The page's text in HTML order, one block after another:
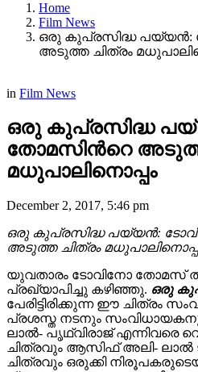
Home
Film News
ഒരു കുപ്രസിദ്ധ പയ്യൻ:
അടുത്ത ചിത്രം
in Film News
ഒരു കുപ്രസിദ്ധ
തോമസിന്‍റെ
മധുപാലിനൊപ്പം
December 2, 2017, 5:46 pm
ഒരു കുപ്രസിദ്ധ പയ്യൻ:
അടുത്ത ചിത്രം
യുവതാരം ടോവിനോ തോമസ്
പ്രഖ്യാപിച്ചു കഴിഞ്ഞു. ഒരു
പേരിട്ടിരിക്കുന്ന ഈ ചിത്രം
പ്രശസ്ത നടനും
ലാൽ- പൃഥ്വിരാജ് എന്നിവരെ
ചിത്രവും ആസിഫ് അലി- ലാൽ
ചിത്രവും ഒരുക്കി